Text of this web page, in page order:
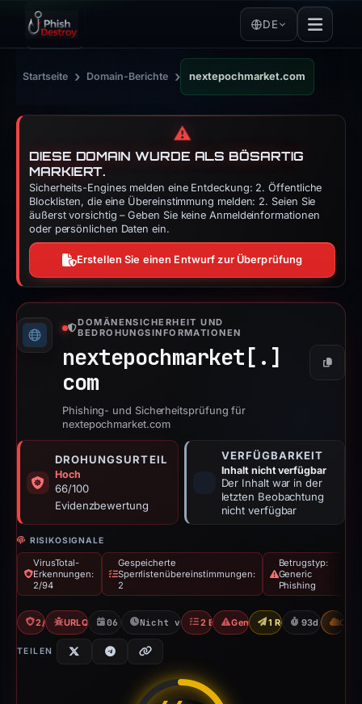
DE
Startseite › Domain-Berichte › nextepochmarket.com
⚠️
DIESE DOMAIN WURDE ALS BÖSARTIG
MARKIERT.
Sicherheits-Engines melden eine Entdeckung: 2. Öffentliche
Blocklisten, die eine Übereinstimmung melden: 2. Seien Sie
äußerst vorsichtig – Geben Sie keine Anmeldeinformationen
oder persönlichen Daten ein.
Erstellen Sie einen Entwurf zur Überprüfung
DOMÄNENSICHERHEIT UND
BEDROHUNGSINFORMATIONEN
nextepochmarket[.]
com
Phishing- und Sicherheitsprüfung für
nextepochmarket.com
DROHUNGSURTEIL
Hoch
66/100
Evidenzbewertung
VERFÜGBARKEIT
Inhalt nicht verfügbar
Der Inhalt war in der
letzten Beobachtung
nicht verfügbar
RISIKOSIGNALE
VirusTotal-
Erkennungen:
2/94
Gespeicherte
Sperrlistenübereinstimmungen:
2
Betrugstyp:
Generic
Phishing
2/94 VTURLQuery: 1 detections
06.04.2026Nicht verfügbar seit 11.04.2026
2 BlocklistsGeneric Phishing
1 Report Sent
93d to CDN
TEILEN